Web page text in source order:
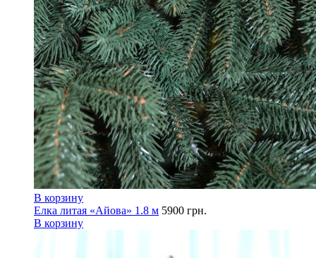
В корзину
Елка литая «Айова» 1.8 м 5900 грн.
В корзину